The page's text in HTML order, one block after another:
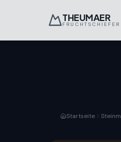
THEUMAER
FRUCHTSCHIEFER
Startseite